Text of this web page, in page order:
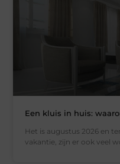
Een kluis in huis:
Het is augustus 2026 en
vakantie, zijn er ook veel